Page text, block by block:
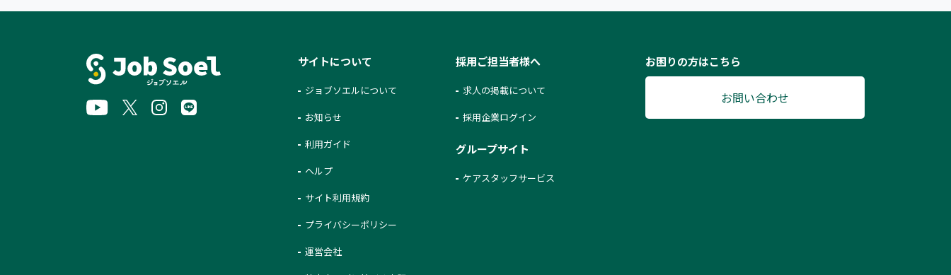
サイトについて
ジョブソエルについて
お知らせ
利用ガイド
ヘルプ
サイト利用規約
プライバシーポリシー
運営会社
採用ご担当者様へ
求人の掲載について
採用企業ログイン
グループサイト
ケアスタッフサービス
お困りの方はこちら
お問い合わせ